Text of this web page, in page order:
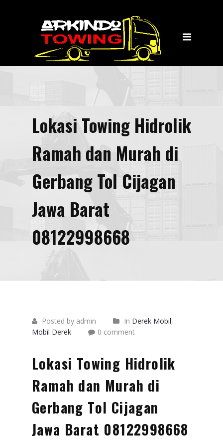
Jasa Layanan
Towing
Kontak KamiLokasi Towing Hidrolik
Ramah dan Murah di
Gerbang Tol Cijagan
Jawa Barat
08122998668
Posted by admin In Derek Mobil,
Mobil Derek
0 comment
Lokasi Towing Hidrolik
Ramah dan Murah di
Gerbang Tol Cijagan
Jawa Barat 08122998668